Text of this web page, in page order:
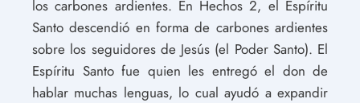
los carbones ardientes. En Hechos 2, el Espíritu
Santo descendió en forma de carbones ardientes
sobre los seguidores de Jesús (el Poder Santo). El
Espíritu Santo fue quien les entregó el don de
hablar muchas lenguas, lo cual ayudó a expandir